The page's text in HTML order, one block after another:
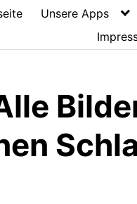
Unsere Apps